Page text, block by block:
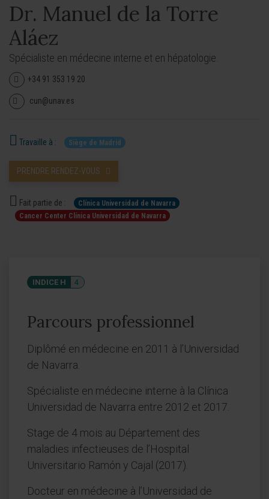
Dr. Manuel de la Torre
Aláez
Spécialiste en médecine interne et en hépatologie.
+34 91 353 19 20
cun@unav.es
Travaille à : Siège de Madrid
PRENDRE RENDEZ-VOUS
Fait partie de :
Clínica Universidad de Navarra
Cancer Center Clínica Universidad de Navarra
INDICE H 4
Parcours professionnel
Diplômé en médecine en 2011 à l’Universidad
de Navarra.
Spécialiste en médecine interne à la Clínica
Universidad de Navarra entre 2012 et 2017.
Stage de 4 mois au Département des
maladies infectieuses de l’Hospital
Universitario Ramón y Cajal (2017).
Docteur en médecine à l’Universidad de